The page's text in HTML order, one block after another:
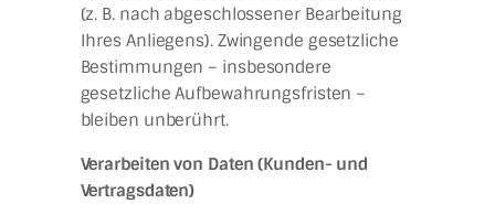
(z. B. nach abgeschlossener Bearbeitung
Ihres Anliegens). Zwingende gesetzliche
Bestimmungen – insbesondere
gesetzliche Aufbewahrungsfristen –
bleiben unberührt.
Verarbeiten von Daten (Kunden- und
Vertragsdaten)